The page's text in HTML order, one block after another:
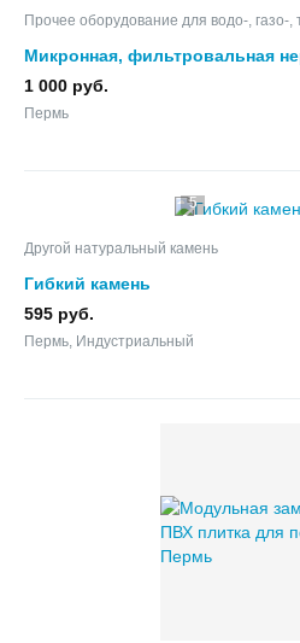
Прочее оборудование для водо-, газо-,
Микронная, фильтровальная
1 000 руб.
Пермь
5
Другой натуральный камень
Гибкий камень
595 руб.
Пермь, Индустриальный